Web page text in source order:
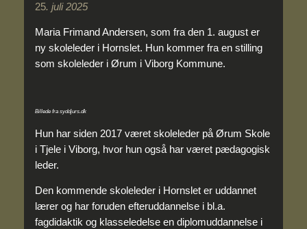
25. juli 2025
Maria Frimand Andersen, som fra den 1. august er
ny skoleleder i Hornslet. Hun kommer fra en stilling
som skoleleder i Ørum i Viborg Kommune.
Billede fra syddjurs.dk
Hun har siden 2017 været skoleleder på Ørum Skole
i Tjele i Viborg, hvor hun også har været pædagogisk
leder.
Den kommende skoleleder i Hornslet er uddannet
lærer og har foruden efteruddannelse i bl.a.
fagdidaktik og klasseledelse en diplomuddannelse i